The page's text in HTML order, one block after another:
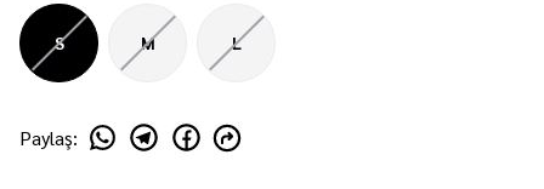
S M L
Paylaş: